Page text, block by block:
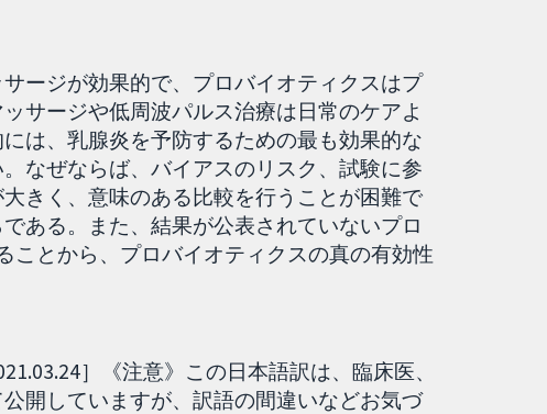
ージが効果的で、プロバイオティクスはプ
サージや低周波パルス治療は日常のケアよ
は、乳腺炎を予防するための最も効果的な
なぜならば、バイアスのリスク、試験に参
きく、意味のある比較を行うことが困難で
ある。また、結果が公表されていないプロ
ことから、プロバイオティクスの真の有効性
］《注意》この日本語訳は、臨床医、
開していますが、訳語の間違いなどお気づ